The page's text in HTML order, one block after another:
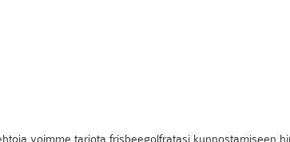
voimme tarjota frisbeegolfratasi kunnostamiseen